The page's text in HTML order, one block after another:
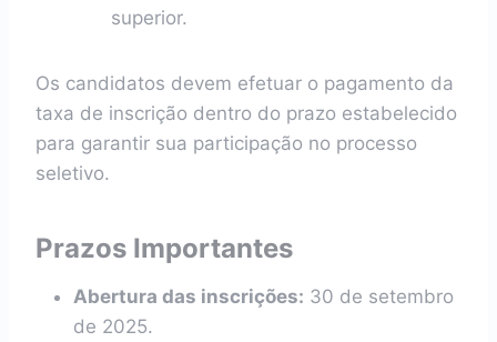
superior.
Os candidatos devem efetuar o pagamento da
taxa de inscrição dentro do prazo estabelecido
para garantir sua participação no processo
seletivo.
Prazos Importantes
Abertura das inscrições: 30 de setembro
de 2025.